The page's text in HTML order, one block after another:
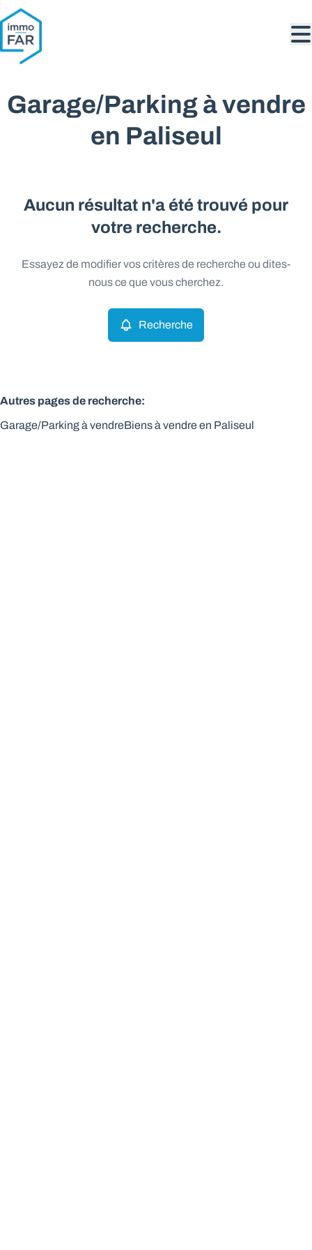
Aller au contenu principal
Garage/Parking à vendre
en Paliseul
Aucun résultat n'a été trouvé pour
votre recherche.
Essayez de modifier vos critères de recherche ou dites-
nous ce que vous cherchez.
Recherche
Autres pages de recherche:
Garage/Parking à vendreBiens à vendre en Paliseul